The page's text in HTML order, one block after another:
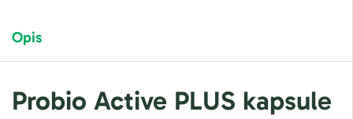
Opis
Probio Active PLUS kapsule